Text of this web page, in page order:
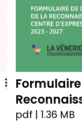
pdf | 1.36 MB